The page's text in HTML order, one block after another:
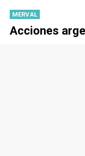
MERVAL
Acciones